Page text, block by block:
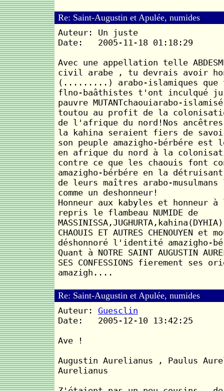
Re: Saint-Augustin et Apulée, numides
Auteur: Un juste
Date: 2005-11-18 01:18:29
Avec une appellation telle
civil arabe , tu devrais avoir
(.........) arabo-islamiques que
flno-baâthistes t'ont inculqué
pauvre MUTANTchaouiarabo-
toutou au profit de la
de l'afrique du nord!Nos
la kahina seraient fiers de
son peuple amazigho-bérbére est
en afrique du nord à la
contre ce que les chaouis font
amazigho-bérbére en la
de leurs maîtres arabo-
comme un deshonneur!
Honneur aux kabyles et honneur
repris le flambeau NUMIDE de
CHAOUIS ET AUTRES CHENOUYEN et
déshonnoré l'identité amazigho-
Quant à NOTRE SAINT AUGUSTIN
SES CONFESSIONS fierement ses
amazigh....
Re: Saint-Augustin et Apulée, numides
Auteur: Guesclin
Date: 2005-12-10 13:42:25
Ave !
Augustin Aurelianus , Paulus
Aurelianus